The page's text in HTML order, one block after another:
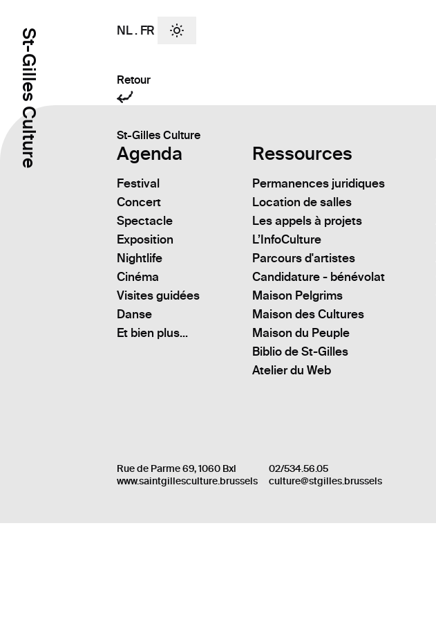
St-Gilles Culture NL . FR
Retour
St-Gilles Culture
Agenda
Festival
Concert
Spectacle
Exposition
Nightlife
Cinéma
Visites guidées
Danse
Et bien plus...
Ressources
Permanences juridiques
Location de salles
Les appels à projets
L’InfoCulture
Parcours d'artistes
Candidature - bénévolat
Maison Pelgrims
Maison des Cultures
Maison du Peuple
Biblio de St-Gilles
Atelier du Web
Rue de Parme 69, 1060 Bxl
www.saintgillesculture.brussels
02/534.56.05
culture@stgilles.brussels